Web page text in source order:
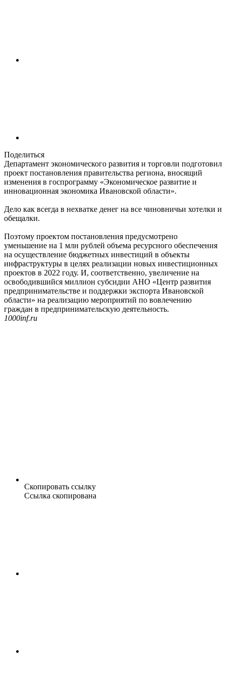
Поделиться
Департамент экономического развития и торговли подготовил
проект постановления правительства региона, вносящий
изменения в госпрограмму «Экономическое развитие и
инновационная экономика Ивановской области».
Дело как всегда в нехватке денег на все чиновничьи хотелки и
обещалки.
Поэтому проектом постановления предусмотрено
уменьшение на 1 млн рублей объема ресурсного обеспечения
на осуществление бюджетных инвестиций в объекты
инфраструктуры в целях реализации новых инвестиционных
проектов в 2022 году. И, соответственно, увеличение на
освободившийся миллион субсидии АНО «Центр развития
предпринимательстве и поддержки экспорта Ивановской
области» на реализацию мероприятий по вовлечению
граждан в предпринимательскую деятельность.
1000inf.ru
Скопировать ссылку
Ссылка скопирована